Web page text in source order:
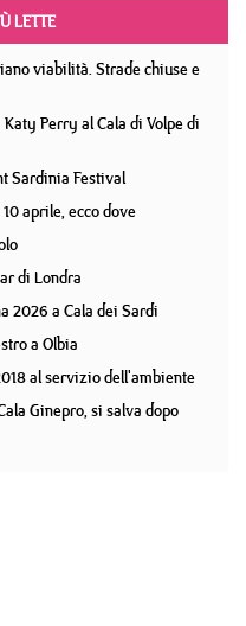
LETTE
viabilità. Strade chiuse e
Perry al Cala di Volpe di
Sardinia Festival
aprile, ecco dove
di Londra
2026 a Cala dei Sardi
a Olbia
al servizio dell'ambiente
Ginepro, si salva dopo